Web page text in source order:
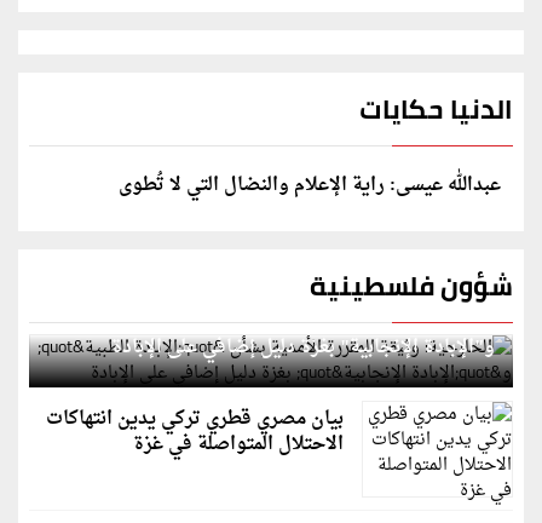
الدنيا حكايات
عبدالله عيسى: راية الإعلام والنضال التي لا تُطوى
شؤون فلسطينية
الخارجية: وثيقة المقررة الأممية بشأن "الإبادة الطبية"
و"الإبادة الإنجابية" بغزة دليل إضافي على الإبادة
بيان مصري قطري تركي يدين انتهاكات
الاحتلال المتواصلة في غزة